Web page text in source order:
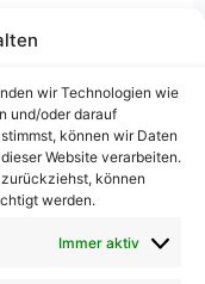
wir Technologien wie
und/oder darauf
können wir Daten
Website verarbeiten.
können
werden.
Immer aktiv
Daten.